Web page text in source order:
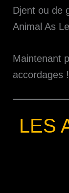
Djent ou de
Animal As
Maintenant
accordages !
LES